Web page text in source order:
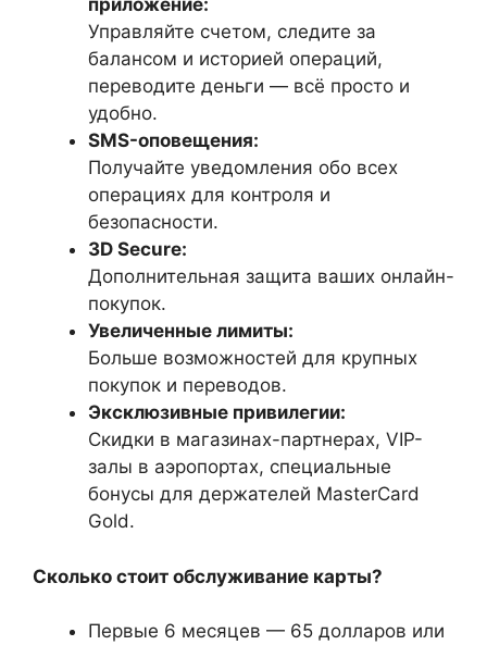
приложение:
Управляйте счетом, следите за
балансом и историей операций,
переводите деньги — всё просто и
удобно.
SMS-оповещения:
Получайте уведомления обо всех
операциях для контроля и
безопасности.
3D Secure:
Дополнительная защита ваших онлайн-
покупок.
Увеличенные лимиты:
Больше возможностей для крупных
покупок и переводов.
Эксклюзивные привилегии:
Скидки в магазинах-партнерах, VIP-
залы в аэропортах, специальные
бонусы для держателей MasterCard
Gold.
Сколько стоит обслуживание карты?
Первые 6 месяцев — 65 долларов или